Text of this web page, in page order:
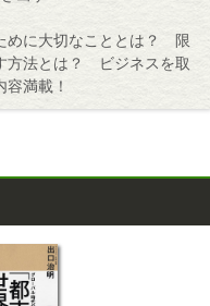
めに大切なこととは？ 限
方法とは？ ビジネスを取
満載！